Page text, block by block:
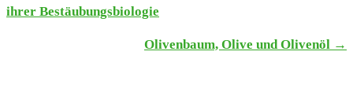
ihrer Bestäu­bungs­bio­lo­gie
Oli­ven­baum, Oli­ve und Oli­ven­öl →